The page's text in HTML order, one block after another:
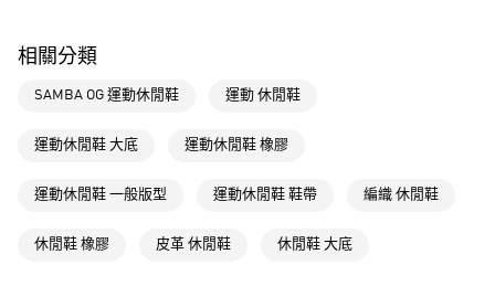
每筆NT$80，滿NT$1,500(含以上)免運費
萊爾富取貨付款
付款後萊爾富取貨
每筆NT$80，滿NT$1,500(含以上)免運費
相關分類
SAMBA OG 運動休閒鞋 運動 休閒鞋
運動休閒鞋 大底 運動休閒鞋 橡膠
運動休閒鞋 一般版型 運動休閒鞋 鞋帶 編織 休閒鞋
休閒鞋 橡膠 皮革 休閒鞋 休閒鞋 大底